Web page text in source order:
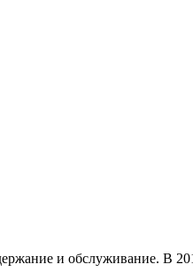
и обслуживание. В